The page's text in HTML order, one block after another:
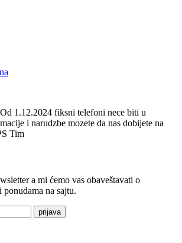
1.12.2024 fiksni telefoni nece biti u
i narudzbe mozete da nas dobijete na
Tim
a mi ćemo vas obaveštavati o
na sajtu.
prijava